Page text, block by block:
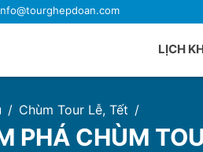
LỊCH
Du
Du
Chùm Tour Lễ, Tết
PHÁ CHÙM